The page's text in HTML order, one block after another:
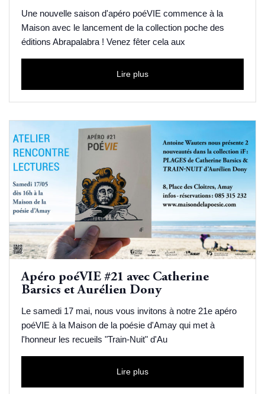
Une nouvelle saison d'apéro poéVIE commence à la
Maison avec le lancement de la collection poche des
éditions Abrapalabra ! Venez fêter cela aux
Lire plus
Apéro poéVIE #21 avec Catherine
Barsics et Aurélien Dony
Le samedi 17 mai, nous vous invitons à notre 21e apéro
poéVIE à la Maison de la poésie d'Amay qui met à
l'honneur les recueils "Train-Nuit" d'Au
Lire plus